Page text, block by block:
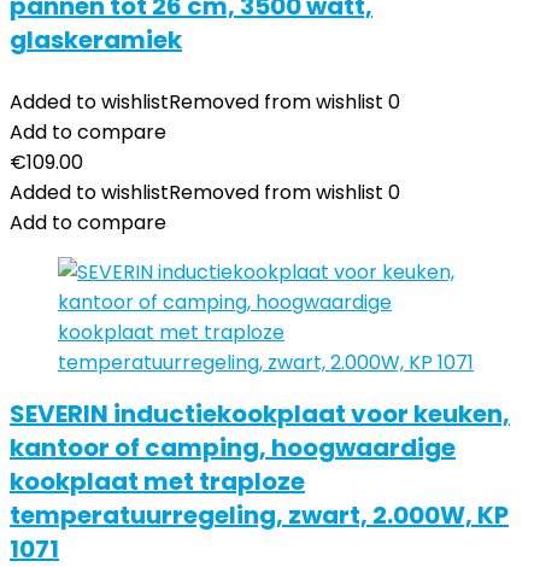
glaskeramiek
Added to wishlistRemoved from wishlist 0
Add to compare
€109.00
Added to wishlistRemoved from wishlist 0
Add to compare
SEVERIN inductiekookplaat voor keuken,
kantoor of camping, hoogwaardige
kookplaat met traploze
temperatuurregeling, zwart, 2.000W, KP
1071